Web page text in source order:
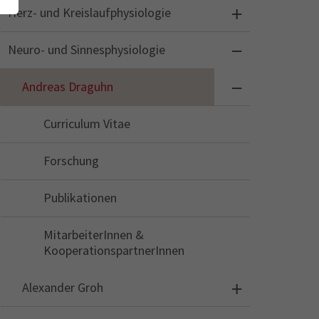
Herz- und Kreislaufphysiologie
Neuro- und Sinnesphysiologie
Andreas Draguhn
Curriculum Vitae
Forschung
Publikationen
MitarbeiterInnen &
KooperationspartnerInnen
Alexander Groh